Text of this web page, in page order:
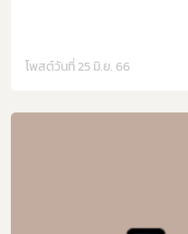
โพสต์วันที่ 25 มิ.ย. 66